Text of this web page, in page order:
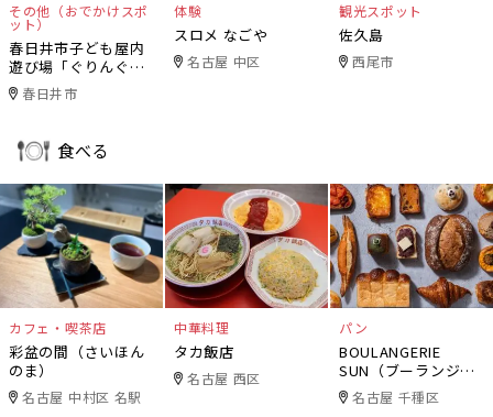
その他（おでかけスポ
ット）
春日井市子ども屋内
遊び場「ぐりんぐり
ん」春日井市
体験
スロメ なごや
名古屋 中区
観光スポット
佐久島
西尾市
食べる
カフェ・喫茶店
彩盆の間（さいほん
のま）
名古屋 中村区 名駅
中華料理
タカ飯店
名古屋 西区
パン
BOULANGERIE
SUN（ブーランジェ
リー・サン）
名古屋 千種区